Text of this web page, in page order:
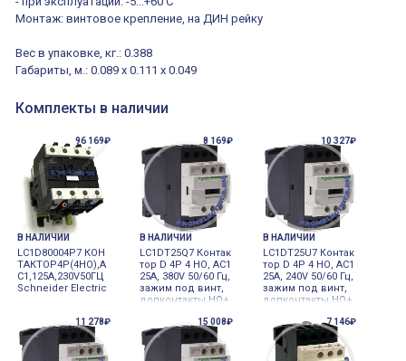
Монтаж: винтовое крепление, на ДИН рейку
Вес в упаковке, кг.: 0.388
Габариты, м.: 0.089 x 0.111 x 0.049
Комплекты в наличии
96 169₽
В НАЛИЧИИ
LC1D80004P7 КОН
ТАКТОР4Р(4НО),A
C1,125A,230V50ГЦ
Schneider Electric
8 169₽
В НАЛИЧИИ
LC1DT25Q7 Контак
тор D 4Р 4 НО, AC1
25A, 380V 50/60 Гц,
зажим под винт,
допконтакты НО+
10 327₽
В НАЛИЧИИ
LC1DT25U7 Контак
тор D 4Р 4 НО, AC1
25A, 240V 50/60 Гц,
зажим под винт,
допконтакты НО+
11 278₽ 15 008₽ 7 146₽